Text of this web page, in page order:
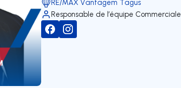
RE/MAX Vantagem Tagus
Responsable de l’équipe Commerciale